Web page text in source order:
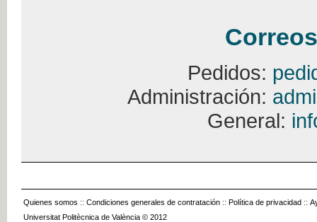
Pedidos:
Administración:
General:
Quienes somos :: Condiciones generales de contratación :: Política de privacidad ::
Universitat Politècnica de València © 2012